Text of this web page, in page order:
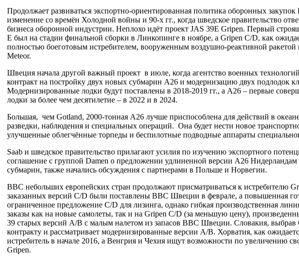
Продолжает развиваться экспортно-ориентированная политика оборонных
изменение со времён Холодной войны и 90-х гг., когда шведское правительство
бизнеса оборонной индустрии. Неплохо идёт проект JAS 39E Gripen. Первый
Е был на стадии финальной сборки в Линкопинге в ноябре, а Gripen C/D, как
полностью боеготовым истребителем, вооруженным воздушно-реактивной ракетой
Meteor.
Швеция начала другой важный проект в июле, когда агентство военных
контракт на постройку двух новых субмарин А26 и модернизацию двух подлодок
Модернизированные лодки будут поставлены в 2018-2019 гг., а А26 – первые
лодки за более чем десятилетие – в 2022 и в 2024.
Большая, чем Gotland, 2000-тонная А26 лучше приспособлена для действий в
разведки, наблюдения и специальных операций. Она будет нести новое
улучшенные облегчённые торпеды и беспилотные подводные аппараты
Saab и шведское правительство прилагают усилия по изучению экспортного
соглашение с группой Damen о предложении удлиненной версии А26
субмарин, также начались обсуждения с партнерами в Польше и Норвегии.
ВВС небольших европейских стран продолжают присматриваться к истребителю
заказанных версий C/D были поставлены ВВС Швеции в феврале, а повышенная
ограниченное предложение C/D для лизинга, однако гибкая производственная
заказы как на новые самолеты, так и на Gripen C/D (за меньшую цену),
39 старых версий A/B с малым налетом из запасов ВВС Швеции. Словакия, выбрав
контракту и рассматривает модернизированные версии A/B. Хорватия, как
истребитель в начале 2016, а Венгрия и Чехия ищут возможности по увеличению
Gripen.